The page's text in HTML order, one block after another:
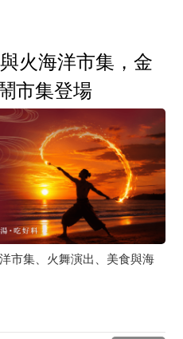
火海洋市集，金
市集登場
市集、火舞演出、美食與海